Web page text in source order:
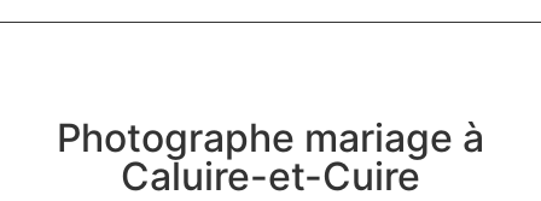
Photographe mariage à
Caluire-et-Cuire